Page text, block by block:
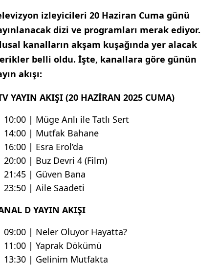
izleyicileri 20 Haziran Cuma günü
dizi ve programları merak ediyor.
kanalların akşam kuşağında yer alacak
belli oldu. İşte, kanallara göre günün
akışı:
YAYIN AKIŞI (20 HAZİRAN 2025 CUMA)
10:00 | Müge Anlı ile Tatlı Sert
14:00 | Mutfak Bahane
16:00 | Esra Erol’da
20:00 | Buz Devri 4 (Film)
21:45 | Güven Bana
23:50 | Aile Saadeti
D YAYIN AKIŞI
09:00 | Neler Oluyor Hayatta?
11:00 | Yaprak Dökümü
13:30 | Gelinim Mutfakta